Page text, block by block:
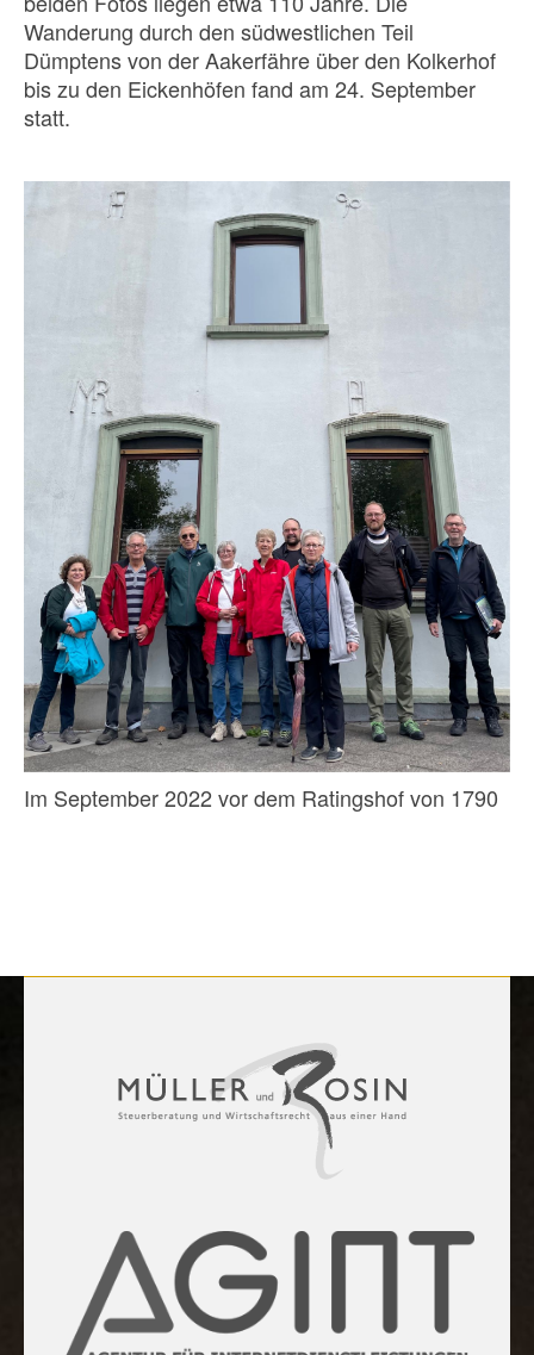
Wanderung durch den südwestlichen Teil
Dümptens von der Aakerfähre über den Kolkerhof
bis zu den Eickenhöfen fand am 24. September
statt.
Im September 2022 vor dem Ratingshof von 1790